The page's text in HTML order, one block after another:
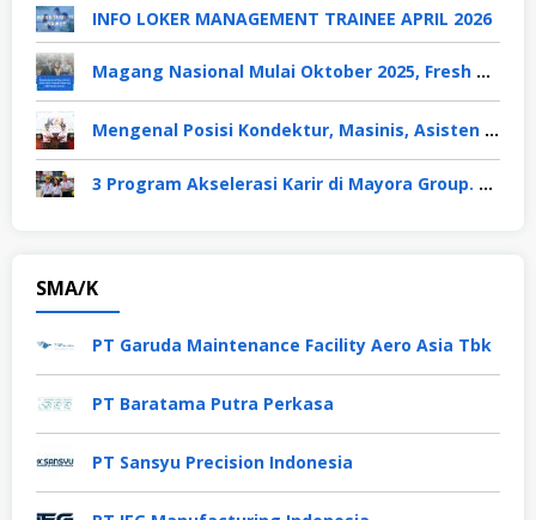
INFO LOKER MANAGEMENT TRAINEE APRIL 2026
Magang Nasional Mulai Oktober 2025, Fresh Graduate Dapat Gaji UMP Selama 6 Bulan
Mengenal Posisi Kondektur, Masinis, Asisten PPKA, Pemeliharaan Sarana dan Prasarana, Polsuska (Polisi Khusus Kereta Api), di PT KAI
3 Program Akselerasi Karir di Mayora Group. Apa Saja? Berikut Penjelasannya
SMA/K
PT Garuda Maintenance Facility Aero Asia Tbk
PT Baratama Putra Perkasa
PT Sansyu Precision Indonesia